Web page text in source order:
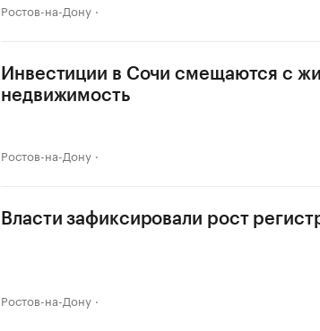
Ростов-на-Дону
Инвестиции в Сочи смещаются с
недвижимость
Ростов-на-Дону
Власти зафиксировали рост
Ростов-на-Дону